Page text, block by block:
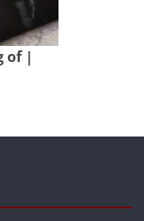
of |